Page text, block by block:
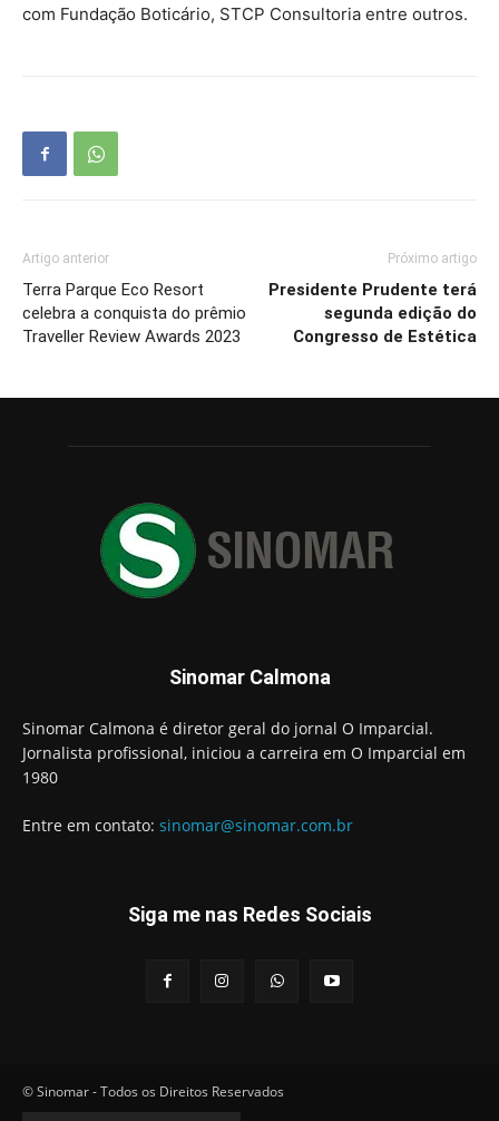
com Fundação Boticário, STCP Consultoria entre outros.
Artigo anterior
Terra Parque Eco Resort
celebra a conquista do prêmio
Traveller Review Awards 2023
Próximo artigo
Presidente Prudente terá
segunda edição do
Congresso de Estética
Sinomar Calmona
Sinomar Calmona é diretor geral do jornal O Imparcial.
Jornalista profissional, iniciou a carreira em O Imparcial em
1980
Entre em contato: sinomar@sinomar.com.br
Siga me nas Redes Sociais
© Sinomar - Todos os Direitos Reservados